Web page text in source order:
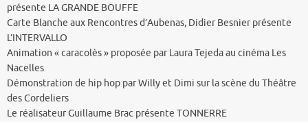
présente LA GRANDE BOUFFE
Carte Blanche aux Rencontres d’Aubenas, Didier Besnier présente
L’INTERVALLO
Animation « caracolès » proposée par Laura Tejeda au cinéma Les
Nacelles
Démonstration de hip hop par Willy et Dimi sur la scène du Théâtre
des Cordeliers
Le réalisateur Guillaume Brac présente TONNERRE